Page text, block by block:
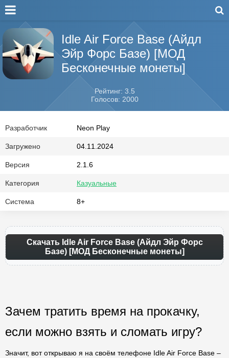
Idle Air Force Base (Айдл
Эйр Форс Базе) [МОД
Бесконечные монеты]
Рейтинг: 3.5
Голосов: 2000
Разработчик Neon Play
Загружено 04.11.2024
Версия 2.1.6
Категория Казуальные
Система 8+
Скачать Idle Air Force Base (Айдл Эйр Форс
Базе) [МОД Бесконечные монеты]
Зачем тратить время на прокачку,
если можно взять и сломать игру?
Значит, вот открываю я на своём телефоне Idle Air Force Base –